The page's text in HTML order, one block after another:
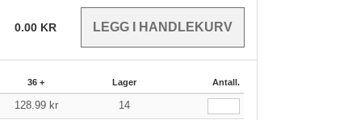
0.00 KR
36 + Lager Antall.
128.99 kr 14